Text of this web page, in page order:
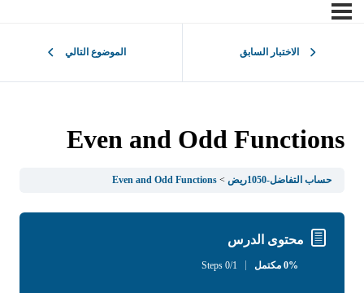
الاختبار السابق الموضوع التالي
Even and Odd Functions
حساب التفاضل-1050ريض Even and Odd Functions
محتوى الدرس
0% مكتمل 0/1 Steps